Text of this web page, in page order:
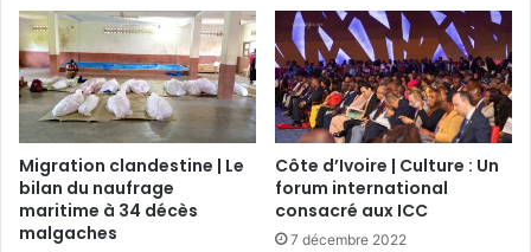
Migration clandestine | Le
bilan du naufrage
maritime à 34 décès
malgaches
Côte d’Ivoire | Culture : Un
forum international
consacré aux ICC
7 décembre 2022